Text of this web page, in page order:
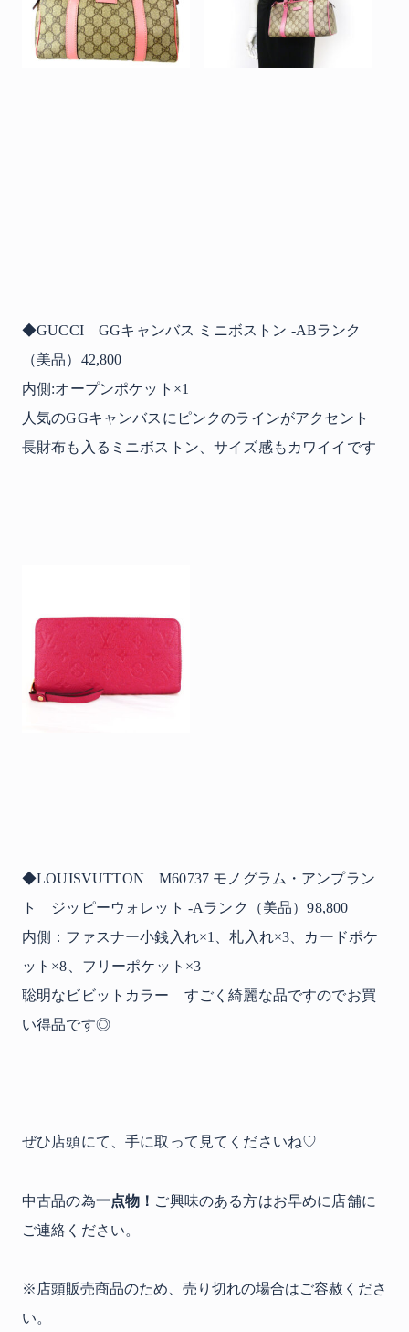
◆GUCCI GGキャンバス ミニボストン -ABランク
（美品）42,800
内側:オープンポケット×1
人気のGGキャンバスにピンクのラインがアクセント
長財布も入るミニボストン、サイズ感もカワイイです
◆LOUISVUTTON M60737 モノグラム・アンプラン
ト ジッピーウォレット -Aランク（美品）98,800
内側：ファスナー小銭入れ×1、札入れ×3、カードポケ
ット×8、フリーポケット×3
聡明なビビットカラー すごく綺麗な品ですのでお買
い得品です◎
ぜひ店頭にて、手に取って見てくださいね♡
中古品の為一点物！ ご興味のある方はお早めに店舗に
ご連絡ください。
※店頭販売商品のため、売り切れの場合はご容赦くださ
い。